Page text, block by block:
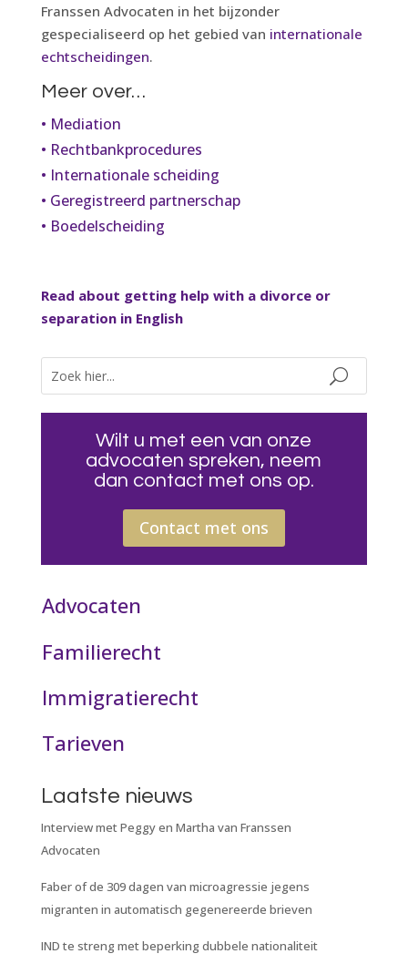
Franssen Advocaten in het bijzonder
gespecialiseerd op het gebied van internationale
echtscheidingen.
Meer over…
• Mediation
• Rechtbankprocedures
• Internationale scheiding
• Geregistreerd partnerschap
• Boedelscheiding
Read about getting help with a divorce or
separation in English
Wilt u met een van onze
advocaten spreken, neem
dan contact met ons op.
Contact met ons
Advocaten
Familierecht
Immigratierecht
Tarieven
Laatste nieuws
Interview met Peggy en Martha van Franssen
Advocaten
Faber of de 309 dagen van microagressie jegens
migranten in automatisch gegenereerde brieven
IND te streng met beperking dubbele nationaliteit